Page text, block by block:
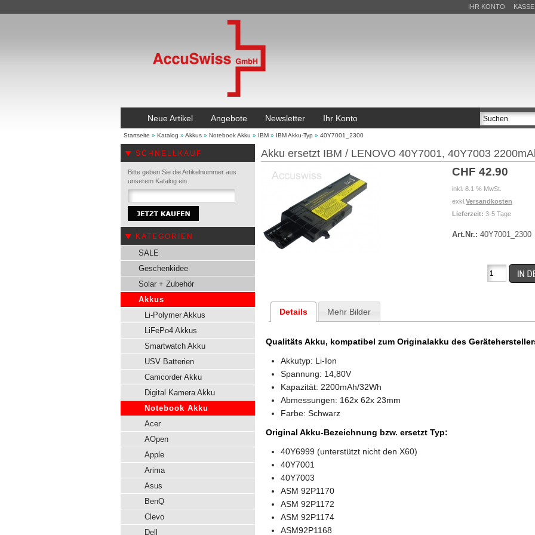
IHR KONTO KASSE
Neue Artikel Angebote Newsletter Ihr Konto
Startseite » Katalog » Akkus » Notebook Akku » IBM » IBM Akku-Typ » 40Y7001_2300
SCHNELLKAUF
Bitte geben Sie die Artikelnummer aus
unserem Katalog ein.
KATEGORIEN
SALE
Geschenkidee
Solar + Zubehör
Akkus
Li-Polymer Akkus
LiFePo4 Akkus
Smartwatch Akku
USV Batterien
Camcorder Akku
Digital Kamera Akku
Notebook Akku
Acer
AOpen
Apple
Arima
Asus
BenQ
Clevo
Dell
Akku ersetzt IBM / LENOVO 40Y7001, 40Y7003
CHF 42.90
inkl. 8.1 % MwSt.
exkl. Versandkosten
Lieferzeit: 3-5 Tage
Art.Nr.: 40Y7001_2300
Details Mehr Bilder
Qualitäts Akku, kompatibel zum Originalakku des
Akkutyp: Li-Ion
Spannung: 14,80V
Kapazität: 2200mAh/32Wh
Abmessungen: 162x 62x 23mm
Farbe: Schwarz
Original Akku-Bezeichnung bzw. ersetzt Typ:
40Y6999 (unterstützt nicht den X60)
40Y7001
40Y7003
ASM 92P1170
ASM 92P1172
ASM 92P1174
ASM92P1168